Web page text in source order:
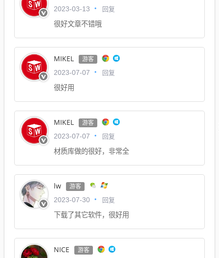
2023-03-13 回复
很好文章不错哦
MIKEL 游客
2023-07-07 回复
很好用
MIKEL 游客
2023-07-07 回复
材质库做的很好，非常全
lw 游客
2023-07-30 回复
下载了其它软件，很好用
NICE 游客